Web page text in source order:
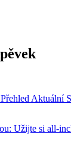
Aktuální
Užijte si all-